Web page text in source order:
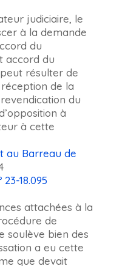
judiciaire, le
à la demande
du
accord du
résulter de
de la
du
à
à cette
au Barreau de
18.095
attachées à la
de
soulève bien des
a eu cette
que devait